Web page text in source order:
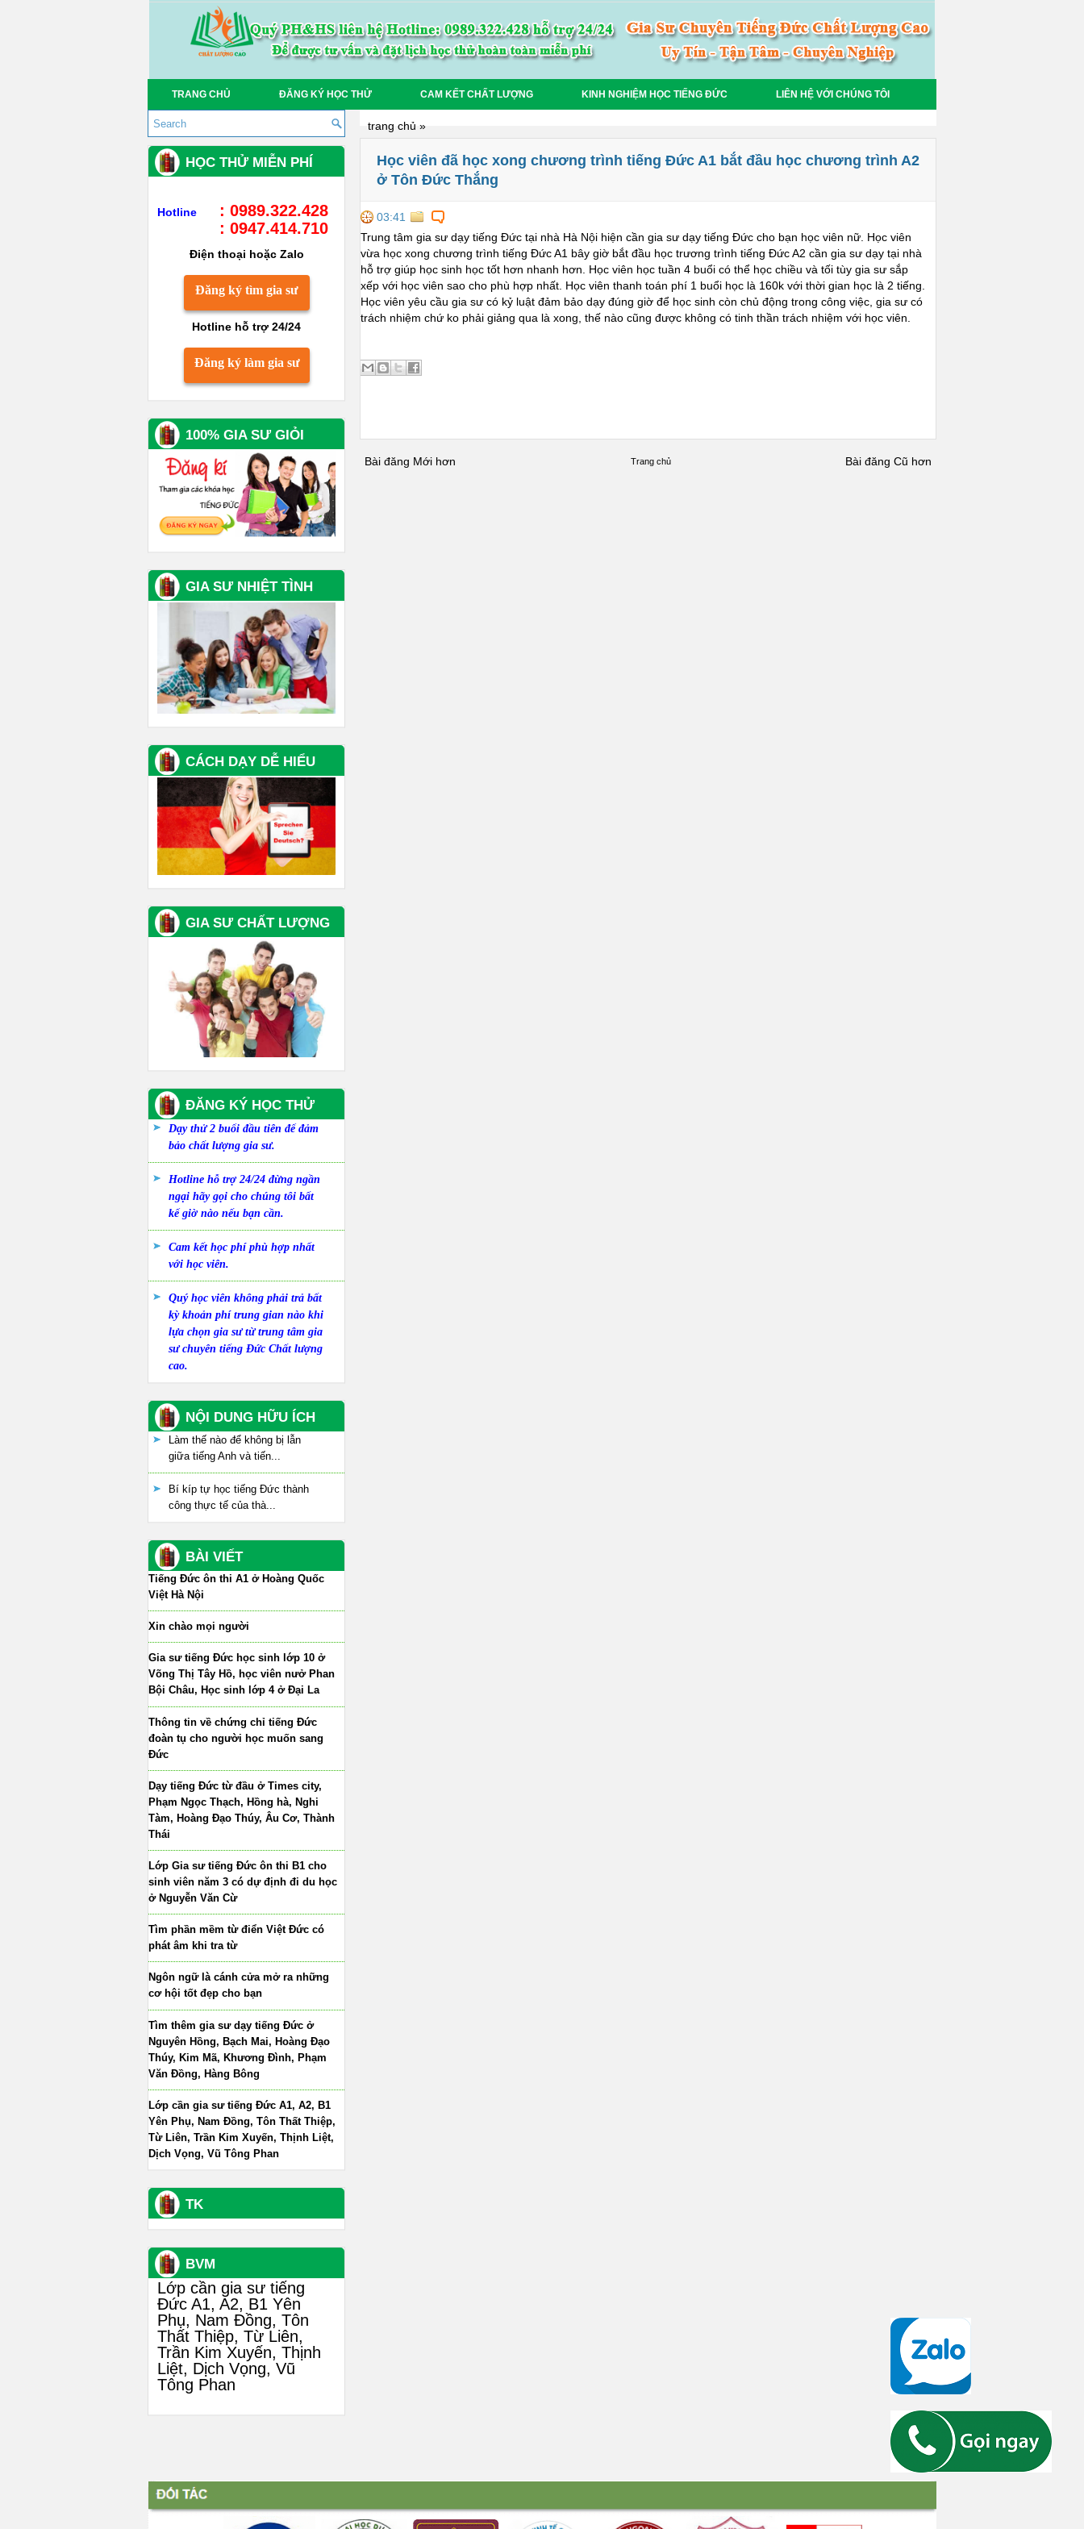
TRANG CHỦ ĐĂNG KÝ HỌC THỬ CAM KẾT CHẤT LƯỢNG KINH NGHIỆM HỌC TIẾNG ĐỨC LIÊN HỆ VỚI CHÚNG TÔI
trang chủ »
Học viên đã học xong chương trình tiếng Đức A1 bắt đầu học chương trình A2
ở Tôn Đức Thắng
03:41
Trung tâm gia sư dạy tiếng Đức tại nhà Hà Nội hiện cần gia sư dạy tiếng Đức cho bạn học viên nữ. Học viên
vừa học xong chương trình tiếng Đức A1 bây giờ bắt đầu học trương trình tiếng Đức A2 cần gia sư dạy tại nhà
hỗ trợ giúp học sinh học tốt hơn nhanh hơn. Học viên học tuần 4 buổi có thể học chiều và tối tùy gia sư sắp
xếp với học viên sao cho phù hợp nhất. Học viên thanh toán phí 1 buổi học là 160k với thời gian học là 2 tiếng.
Học viên yêu cầu gia sư có kỷ luật đảm bảo dạy đúng giờ để học sinh còn chủ động trong công việc, gia sư có
trách nhiệm chứ ko phải giảng qua là xong, thế nào cũng được không có tinh thần trách nhiệm với học viên.
Bài đăng Mới hơn Bài đăng Cũ hơn
Trang chủ
HỌC THỬ MIỄN PHÍ
Hotline
: 0989.322.428
: 0947.414.710
Điện thoại hoặc Zalo
Đăng ký tìm gia sư
Hotline hỗ trợ 24/24
Đăng ký làm gia sư
100% GIA SƯ GIỎI
GIA SƯ NHIỆT TÌNH
CÁCH DẠY DỄ HIỂU
GIA SƯ CHẤT LƯỢNG
ĐĂNG KÝ HỌC THỬ
Dạy thử 2 buổi đầu tiên để đảm
bảo chất lượng gia sư.
Hotline hỗ trợ 24/24 đừng ngần
ngại hãy gọi cho chúng tôi bất
kể giờ nào nếu bạn cần.
Cam kết học phí phù hợp nhất
với học viên.
Quý học viên không phải trả bất
kỳ khoản phí trung gian nào khi
lựa chọn gia sư từ trung tâm gia
sư chuyên tiếng Đức Chất lượng
cao.
NỘI DUNG HỮU ÍCH
Làm thế nào để không bị lẫn
giữa tiếng Anh và tiến...
Bí kíp tự học tiếng Đức thành
công thực tế của thà...
BÀI VIẾT
Tiếng Đức ôn thi A1 ở Hoàng Quốc
Việt Hà Nội
Xin chào mọi người
Gia sư tiếng Đức học sinh lớp 10 ở
Võng Thị Tây Hồ, học viên nưở Phan
Bội Châu, Học sinh lớp 4 ở Đại La
Thông tin về chứng chỉ tiếng Đức
đoàn tụ cho người học muốn sang
Đức
Dạy tiếng Đức từ đầu ở Times city,
Phạm Ngọc Thạch, Hồng hà, Nghi
Tàm, Hoàng Đạo Thúy, Âu Cơ, Thành
Thái
Lớp Gia sư tiếng Đức ôn thi B1 cho
sinh viên năm 3 có dự định đi du học
ở Nguyễn Văn Cừ
Tìm phần mềm từ điển Việt Đức có
phát âm khi tra từ
Ngôn ngữ là cánh cửa mở ra những
cơ hội tốt đẹp cho bạn
Tìm thêm gia sư dạy tiếng Đức ở
Nguyên Hồng, Bạch Mai, Hoàng Đạo
Thúy, Kim Mã, Khương Đình, Phạm
Văn Đồng, Hàng Bông
Lớp cần gia sư tiếng Đức A1, A2, B1
Yên Phụ, Nam Đồng, Tôn Thất Thiệp,
Từ Liên, Trần Kim Xuyến, Thịnh Liệt,
Dịch Vọng, Vũ Tông Phan
TK
BVM
Lớp cần gia sư tiếng
Đức A1, A2, B1 Yên
Phụ, Nam Đồng, Tôn
Thất Thiệp, Từ Liên,
Trần Kim Xuyến, Thịnh
Liệt, Dịch Vọng, Vũ
Tông Phan